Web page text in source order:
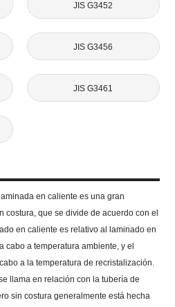
JIS G3452
JIS G3456
JIS G3461
en caliente es una gran
costura, que se divide de acuerdo con el
en caliente es relativo al laminado en
cabo a temperatura ambiente, y el
a la temperatura de recristalización.
llama en relación con la tubería de
sin costura generalmente está hecha